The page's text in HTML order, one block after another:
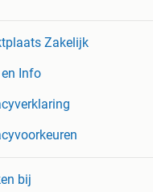
Zakelijk
en Info
bij